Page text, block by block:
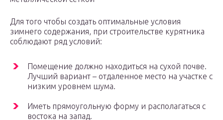
Для того чтобы создать оптимальные условия
зимнего содержания, при строительстве курятника
соблюдают ряд условий:
Помещение должно находиться на сухой почве.
Лучший вариант – отдаленное место на участке с
низким уровнем шума.
Иметь прямоугольную форму и располагаться с
востока на запад.